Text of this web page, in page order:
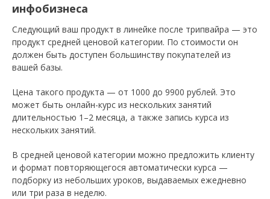
инфобизнеса
Следующий ваш продукт в линейке после трипвайра — это
продукт средней ценовой категории. По стоимости он
должен быть доступен большинству покупателей из
вашей базы.
Цена такого продукта — от 1000 до 9900 рублей. Это
может быть онлайн-курс из нескольких занятий
длительностью 1–2 месяца, а также запись курса из
нескольких занятий.
В средней ценовой категории можно предложить клиенту
и формат повторяющегося автоматически курса —
подборку из небольших уроков, выдаваемых ежедневно
или три раза в неделю.